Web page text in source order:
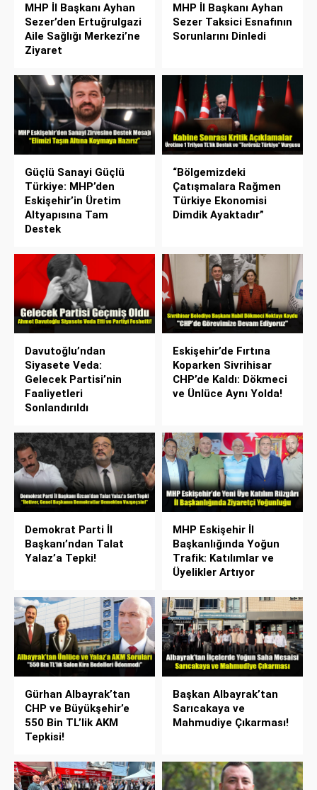
MHP İl Başkanı Ayhan
Sezer’den Ertuğrulgazi
Aile Sağlığı Merkezi’ne
Ziyaret
MHP İl Başkanı Ayhan
Sezer Taksici Esnafının
Sorunlarını Dinledi
Güçlü Sanayi Güçlü
Türkiye: MHP’den
Eskişehir’in Üretim
Altyapısına Tam
Destek
“Bölgemizdeki
Çatışmalara Rağmen
Türkiye Ekonomisi
Dimdik Ayaktadır”
Davutoğlu’ndan
Siyasete Veda:
Gelecek Partisi’nin
Faaliyetleri
Sonlandırıldı
Eskişehir’de Fırtına
Koparken Sivrihisar
CHP’de Kaldı: Dökmeci
ve Ünlüce Aynı Yolda!
Demokrat Parti İl
Başkanı’ndan Talat
Yalaz’a Tepki!
MHP Eskişehir İl
Başkanlığında Yoğun
Trafik: Katılımlar ve
Üyelikler Artıyor
Gürhan Albayrak’tan
CHP ve Büyükşehir’e
550 Bin TL’lik AKM
Tepkisi!
Başkan Albayrak’tan
Sarıcakaya ve
Mahmudiye Çıkarması!